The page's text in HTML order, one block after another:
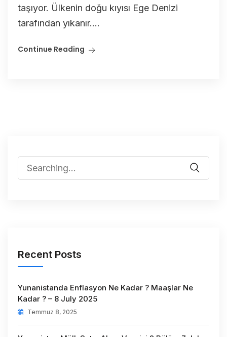
taşıyor. Ülkenin doğu kıyısı Ege Denizi
tarafından yıkanır....
Continue Reading
Recent Posts
Yunanistanda Enflasyon Ne Kadar ? Maaşlar Ne
Kadar ? – 8 July 2025
Temmuz 8, 2025